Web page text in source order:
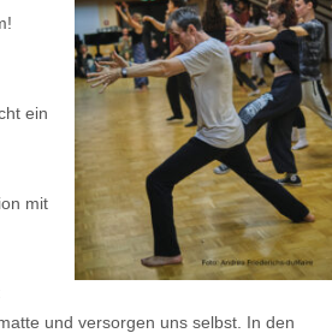
ein
mit
und versorgen uns selbst. In den